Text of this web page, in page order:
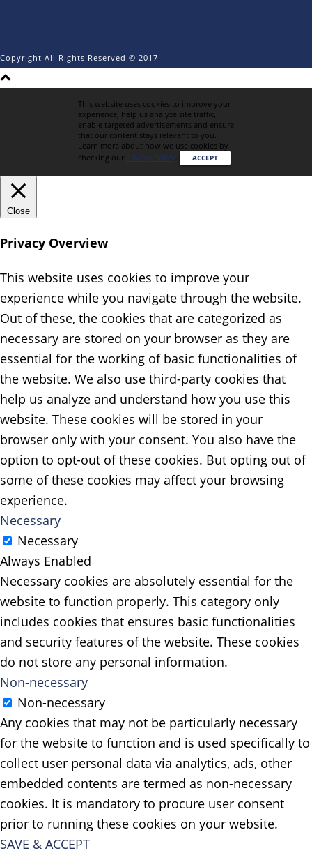
Copyright All Rights Reserved © 2017
This website uses cookies to improve your
experience, help us analyze site traffic,
enable targeted advertisements and ensure
that our content stays relevant to you.
Learn more about how we use cookies by
checking our Privacy Policy. ACCEPT
Close
Privacy Overview
This website uses cookies to improve your
experience while you navigate through the website.
Out of these, the cookies that are categorized as
necessary are stored on your browser as they are
essential for the working of basic functionalities of
the website. We also use third-party cookies that
help us analyze and understand how you use this
website. These cookies will be stored in your
browser only with your consent. You also have the
option to opt-out of these cookies. But opting out of
some of these cookies may affect your browsing
experience.
Necessary
Necessary
Always Enabled
Necessary cookies are absolutely essential for the
website to function properly. This category only
includes cookies that ensures basic functionalities
and security features of the website. These cookies
do not store any personal information.
Non-necessary
Non-necessary
Any cookies that may not be particularly necessary
for the website to function and is used specifically to
collect user personal data via analytics, ads, other
embedded contents are termed as non-necessary
cookies. It is mandatory to procure user consent
prior to running these cookies on your website.
SAVE & ACCEPT